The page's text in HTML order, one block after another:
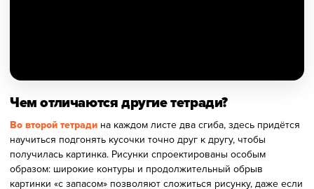
Чем отличаются другие тетради?
Во второй тетради на каждом листе два сгиба, здесь придётся
научиться подгонять кусочки точно друг к другу, чтобы
получилась картинка. Рисунки спроектированы особым
образом: широкие контуры и продолжительный обрыв
картинки «с запасом» позволяют сложиться рисунку, даже если